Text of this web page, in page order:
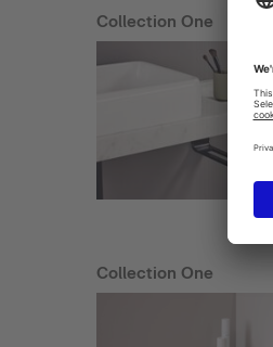
Collection One
Collection One